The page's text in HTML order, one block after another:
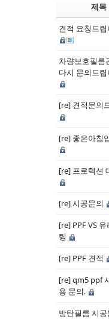
제목
견적 요청드
차량보호필름
다시 문의드
[re] 견적문의
[re] 좋은아침
[re] 프로텍션
[re] 시공문의
[re] PPF VS
팅
[re] PPF 견적
[re] qm5 ppf
용 문의.
방탄필름 시공